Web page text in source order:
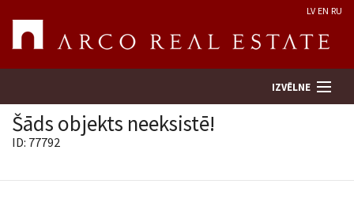
LV EN RU
IZVĒLNE
Šāds objekts neeksistē!
ID: 77792